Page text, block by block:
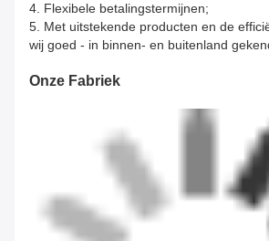
4. Flexibele betalingstermijnen;
5. Met uitstekende producten en de
wij goed - in binnen- en buitenland
Onze Fabriek